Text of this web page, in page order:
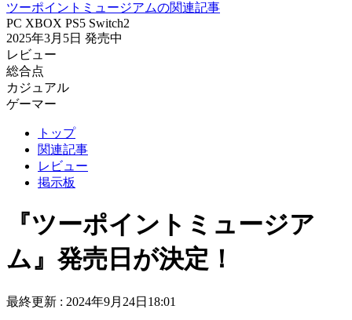
ツーポイントミュージアムの関連記事
PC XBOX PS5 Switch2
2025年3月5日 発売中
レビュー
総合点
カジュアル
ゲーマー
トップ
関連記事
レビュー
掲示板
『ツーポイントミュージア
ム』発売日が決定！
最終更新 : 2024年9月24日18:01